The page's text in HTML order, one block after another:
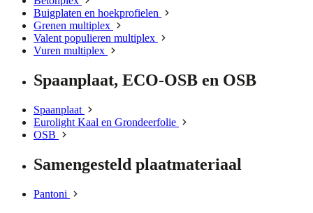
Buigplaten en hoekprofielen
Grenen multiplex
Valent populieren multiplex
Vuren multiplex
Spaanplaat, ECO-OSB en OSB
Spaanplaat
Eurolight Kaal en Grondeerfolie
OSB
Samengesteld plaatmateriaal
Pantoni